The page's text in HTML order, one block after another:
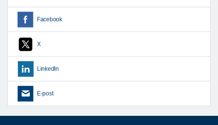
Facebook
X
LinkedIn
E-post